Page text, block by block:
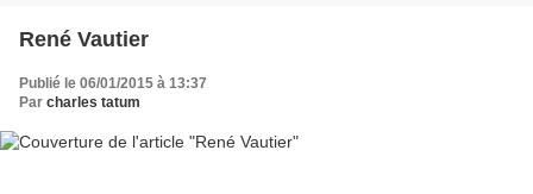
René Vautier
Publié le 06/01/2015 à 13:37
Par charles tatum